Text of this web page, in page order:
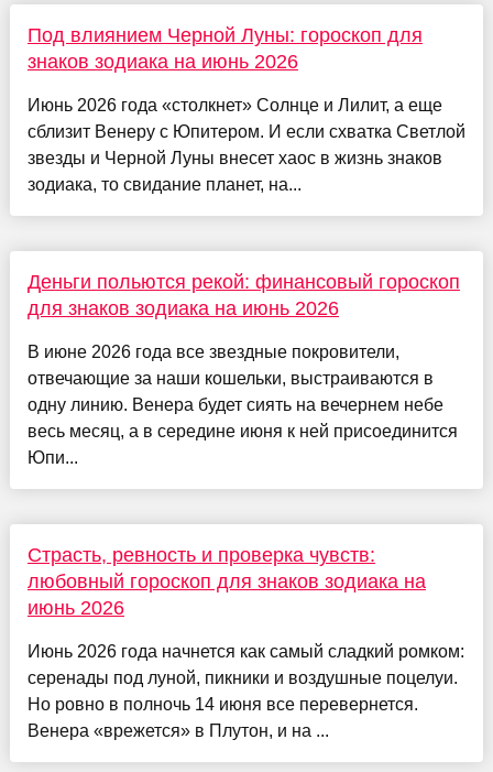
Под влиянием Черной Луны: гороскоп для
знаков зодиака на июнь 2026
Июнь 2026 года «столкнет» Солнце и Лилит, а еще
сблизит Венеру с Юпитером. И если схватка Светлой
звезды и Черной Луны внесет хаос в жизнь знаков
зодиака, то свидание планет, на...
Деньги польются рекой: финансовый гороскоп
для знаков зодиака на июнь 2026
В июне 2026 года все звездные покровители,
отвечающие за наши кошельки, выстраиваются в
одну линию. Венера будет сиять на вечернем небе
весь месяц, а в середине июня к ней присоединится
Юпи...
Страсть, ревность и проверка чувств:
любовный гороскоп для знаков зодиака на
июнь 2026
Июнь 2026 года начнется как самый сладкий ромком:
серенады под луной, пикники и воздушные поцелуи.
Но ровно в полночь 14 июня все перевернется.
Венера «врежется» в Плутон, и на ...